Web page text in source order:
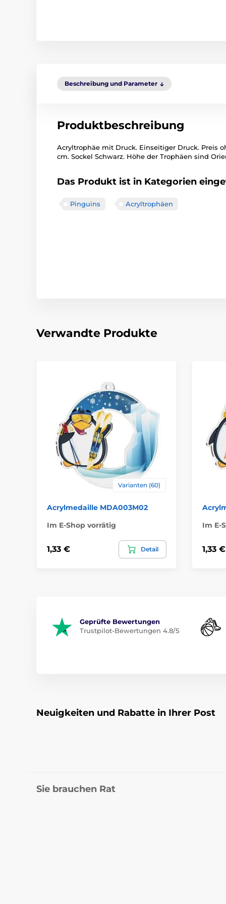
Beschreibung und Parameter
Produktbeschreibung
Acryltrophäe mit Druck. Einseitiger Druck. Preis
cm. Sockel Schwarz. Höhe der Trophäen sind
Das Produkt ist in Kategorien
Pinguins Acryltrophäen
Verwandte Produkte
Varianten (60)
Acrylmedaille MDA003M02
Im E-Shop vorrätig
1,33 € Detail
Im E-
1,33 €
Geprüfte Bewertungen
Trustpilot-Bewertungen 4.8/5
Neuigkeiten und Rabatte in Ihrer Post
Sie brauchen Rat